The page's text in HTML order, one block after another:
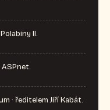
II.
ASPnet.
· ředitelem Jiří Kabát.